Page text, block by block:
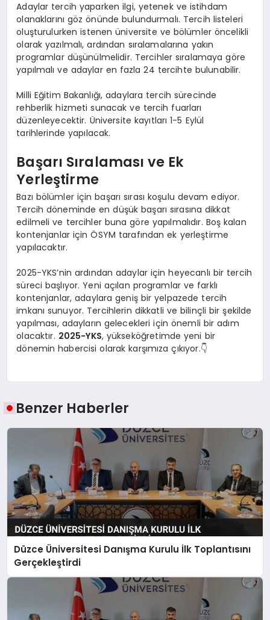
Adaylar tercih yaparken ilgi, yetenek ve istihdam
olanaklarını göz önünde bulundurmalı. Tercih listeleri
oluşturulurken istenen üniversite ve bölümler öncelikli
olarak yazılmalı, ardından sıralamalarına yakın
programlar düşünülmelidir. Tercihler sıralamaya göre
yapılmalı ve adaylar en fazla 24 tercihte bulunabilir.
Milli Eğitim Bakanlığı, adaylara tercih sürecinde
rehberlik hizmeti sunacak ve tercih fuarları
düzenleyecektir. Üniversite kayıtları 1-5 Eylül
tarihlerinde yapılacak.
Başarı Sıralaması ve Ek
Yerleştirme
Bazı bölümler için başarı sırası koşulu devam ediyor.
Tercih döneminde en düşük başarı sırasına dikkat
edilmeli ve tercihler buna göre yapılmalıdır. Boş kalan
kontenjanlar için ÖSYM tarafından ek yerleştirme
yapılacaktır.
2025-YKS’nin ardından adaylar için heyecanlı bir tercih
süreci başlıyor. Yeni açılan programlar ve farklı
kontenjanlar, adaylara geniş bir yelpazede tercih
imkanı sunuyor. Tercihlerin dikkatli ve bilinçli bir şekilde
yapılması, adayların gelecekleri için önemli bir adım
olacaktır. 2025-YKS, yükseköğretimde yeni bir
dönemin habercisi olarak karşımıza çıkıyor.👇
Benzer Haberler
Düzce Üniversitesi Danışma Kurulu İlk Toplantısını
Gerçekleştirdi